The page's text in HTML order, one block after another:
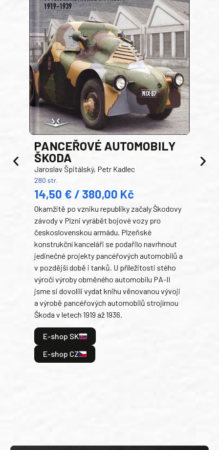
PANCEŘOVÉ AUTOMOBILY
ŠKODA
Jaroslav Špitálský, Petr Kadlec
280 str.
14,50 € / 380,00 Kč
Okamžitě po vzniku republiky začaly Škodovy
závody v Plzni vyrábět bojové vozy pro
československou armádu. Plzeňské
konstrukční kanceláři se podařilo navrhnout
jedinečné projekty pancéřových automobilů a
v pozdější době i tanků. U příležitosti stého
výročí výroby obrněného automobilu PA-II
jsme si dovolili vydat knihu věnovanou vývoji
a výrobě pancéřových automobilů strojírnou
Škoda v letech 1919 až 1936.
E-shop SK
E-shop CZ